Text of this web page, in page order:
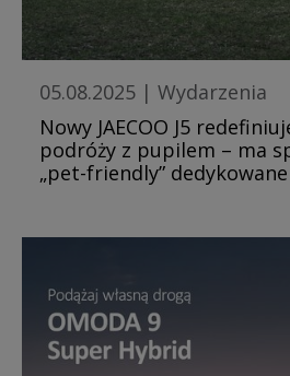
05.08.2025 | Wydarzenia
Nowy JAECOO J5
podróży z pupilem – ma
„pet-friendly”